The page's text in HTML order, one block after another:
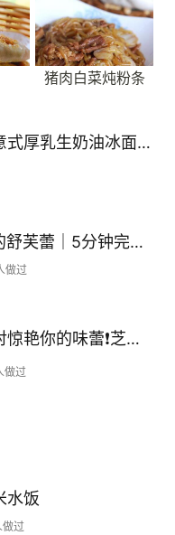
猪肉白菜炖粉条
4种口味|意式厚乳生奶油冰面包|一次学会|开心果+玫瑰荔枝+海盐奥利奥+香草草莓
超duang的舒芙蕾｜5分钟完美早餐😋
做过
🔥口感绝对惊艳你的味蕾❗️芝士肉松盐面包卷
做过
水饭
做过